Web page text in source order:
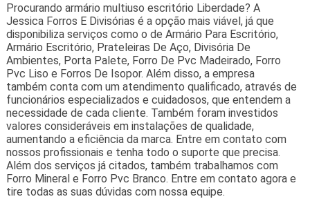
Procurando armário multiuso escritório Liberdade? A
Jessica Forros E Divisórias é a opção mais viável, já que
disponibiliza serviços como o de Armário Para Escritório,
Armário Escritório, Prateleiras De Aço, Divisória De
Ambientes, Porta Palete, Forro De Pvc Madeirado, Forro
Pvc Liso e Forros De Isopor. Além disso, a empresa
também conta com um atendimento qualificado, através de
funcionários especializados e cuidadosos, que entendem a
necessidade de cada cliente. Também foram investidos
valores consideráveis em instalações de qualidade,
aumentando a eficiência da marca. Entre em contato com
nossos profissionais e tenha todo o suporte que precisa.
Além dos serviços já citados, também trabalhamos com
Forro Mineral e Forro Pvc Branco. Entre em contato agora e
tire todas as suas dúvidas com nossa equipe.